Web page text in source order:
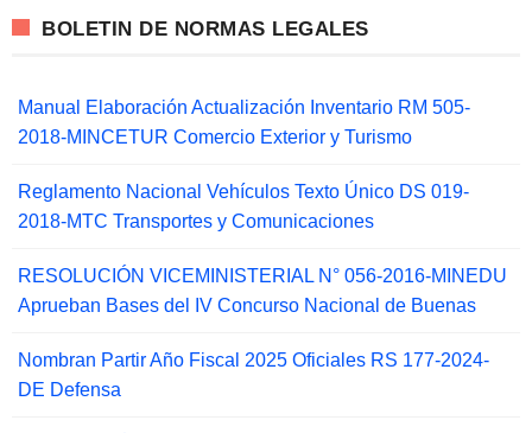
BOLETIN DE NORMAS LEGALES
Manual Elaboración Actualización Inventario RM 505-
2018-MINCETUR Comercio Exterior y Turismo
Reglamento Nacional Vehículos Texto Único DS 019-
2018-MTC Transportes y Comunicaciones
RESOLUCIÓN VICEMINISTERIAL N° 056-2016-MINEDU
Aprueban Bases del IV Concurso Nacional de Buenas
Nombran Partir Año Fiscal 2025 Oficiales RS 177-2024-
DE Defensa